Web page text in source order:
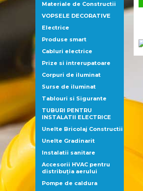
Materiale de Constructii
VOPSELE DECORATIVE
Electrice
Produse smart
Cabluri electrice
Prize si intrerupatoare
Corpuri de iluminat
Surse de iluminat
Tablouri si Sigurante
TUBURI PENTRU
INSTALATII ELECTRICE
Unelte Bricolaj Constructii
Unelte Gradinarit
Instalatii sanitare
Accesorii HVAC pentru
distribuţia aerului
Pompe de caldura